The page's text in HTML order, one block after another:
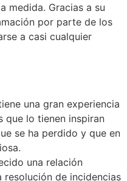
medida. Gracias a su
por parte de los
a casi cualquier
una gran experiencia
que lo tienen inspiran
se ha perdido y que en
una relación
resolución de incidencias